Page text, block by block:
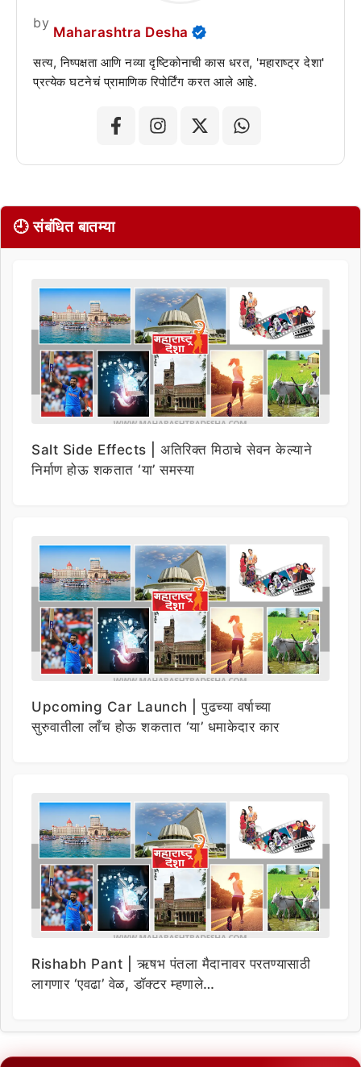
by
Maharashtra Desha
सत्य, निष्पक्षता आणि नव्या दृष्टिकोनाची कास धरत, 'महाराष्ट्र देशा'
प्रत्येक घटनेचं प्रामाणिक रिपोर्टिंग करत आले आहे.
🕘 संबंधित बातम्या
Salt Side Effects | अतिरिक्त मिठाचे सेवन केल्याने
निर्माण होऊ शकतात ‘या’ समस्या
Upcoming Car Launch | पुढच्या वर्षाच्या
सुरुवातीला लाँच होऊ शकतात ‘या’ धमाकेदार कार
Rishabh Pant | ऋषभ पंतला मैदानावर परतण्यासाठी
लागणार ‘एवढा’ वेळ, डॉक्टर म्हणाले…